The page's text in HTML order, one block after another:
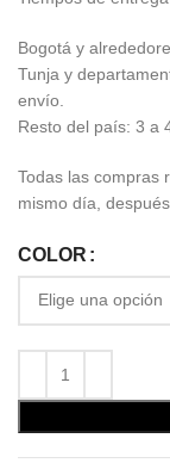
Bogotá y
Tunja y
envío.
Resto del país: 3 a
Todas las compras
mismo día,
COLOR